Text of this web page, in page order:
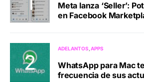
Meta lanza ‘Seller’:
en Facebook
ADELANTOS APPS
WhatsApp para Mac
frecuencia de sus